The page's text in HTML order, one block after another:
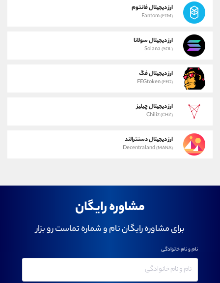
ارز دیجیتال فانتوم
Fantom(FTM)
ارز دیجیتال سولانا
Solana (SOL)
ارز دیجیتال فگ
FEGtoken(FEG)
ارز دیجیتال چیلیز
Chiliz(CHZ)
ارز دیجیتال دسنترالند
Decentraland(MANA)
مشاوره رایگان
برای مشاوره رایگان نام و شماره تماست رو بزار
نام و نام خانوادگی